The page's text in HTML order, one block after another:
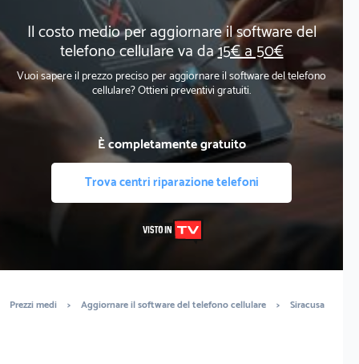
Il costo medio per aggiornare il software del
telefono cellulare va da15€ a 50€
Vuoi sapere il prezzo preciso per aggiornare il software del telefono
cellulare? Ottieni preventivi gratuiti.
È completamente gratuito
Trova centri riparazione telefoni
Prezzi medi > Aggiornare il software del telefono cellulare > Siracusa